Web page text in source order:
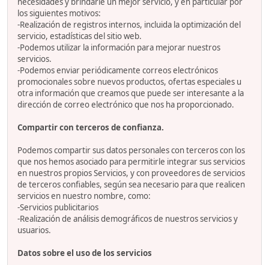
los siguientes motivos:
-Realización de registros internos, incluida la optimización del
servicio, estadísticas del sitio web.
-Podemos utilizar la información para mejorar nuestros
servicios.
-Podemos enviar periódicamente correos electrónicos
promocionales sobre nuevos productos, ofertas especiales u
otra información que creamos que puede ser interesante a la
dirección de correo electrónico que nos ha proporcionado.
Compartir con terceros de confianza.
Podemos compartir sus datos personales con terceros con los
que nos hemos asociado para permitirle integrar sus servicios
en nuestros propios Servicios, y con proveedores de servicios
de terceros confiables, según sea necesario para que realicen
servicios en nuestro nombre, como:
-Servicios publicitarios
-Realización de análisis demográficos de nuestros servicios y
usuarios.
Datos sobre el uso de los servicios